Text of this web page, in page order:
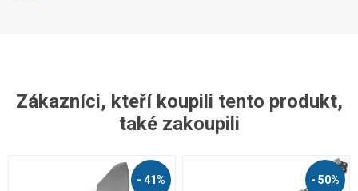
Zákazníci, kteří koupili tento produkt,
také zakoupili
- 41% - 50%